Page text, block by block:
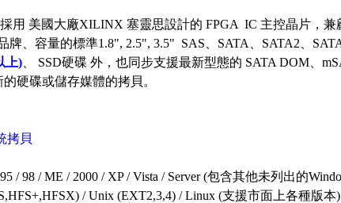
用 美國大廠XILINX 塞靈思設計的 FPGA IC 主控晶片，兼
牌、容量的標準1.8", 2.5", 3.5" SAS、SATA、SATA2、
上) 、 SSD硬碟 外，也同步支援最新型態的 SATA DOM、
硬碟或儲存媒體的拷貝。
拷貝
/ 98 / ME / 2000 / XP / Vista / Server (包含其他未列出的
/ Unix (EXT2,3,4) / Linux (支援市面上各種版本)